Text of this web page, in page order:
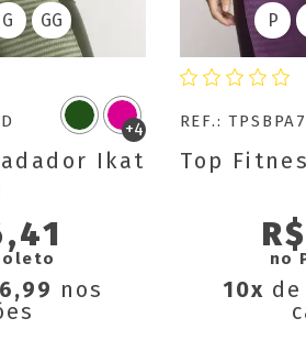
+4
Ikat
6,99 nos
G GG
REF.:
Top
no
10x
P